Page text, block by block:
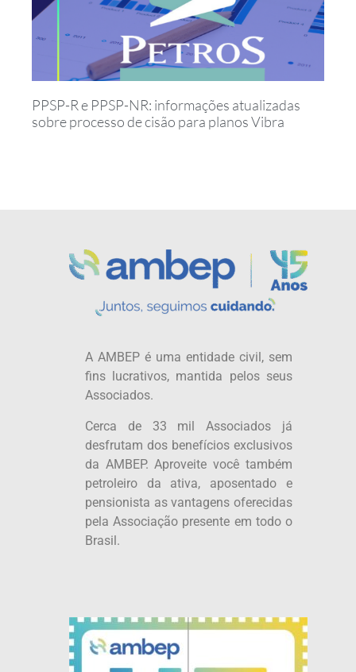
PPSP-R e PPSP-NR: informações atualizadas
sobre processo de cisão para planos Vibra
A AMBEP é uma entidade civil, sem
fins lucrativos, mantida pelos seus
Associados.
Cerca de 33 mil Associados já
desfrutam dos benefícios exclusivos
da AMBEP. Aproveite você também
petroleiro da ativa, aposentado e
pensionista as vantagens oferecidas
pela Associação presente em todo o
Brasil.